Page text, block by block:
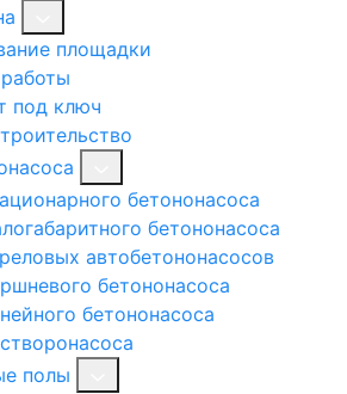
площадки
под ключ
бетононасоса
бетононасоса
автобетононасосов
бетононасоса
бетононасоса
полы